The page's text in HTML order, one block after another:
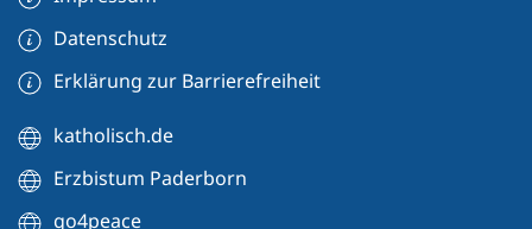
Datenschutz
Erklärung zur Barrierefreiheit
katholisch.de
Erzbistum Paderborn
go4peace